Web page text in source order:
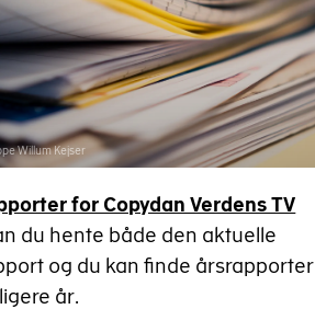
Willum Kejser
for Copydan Verdens TV
du hente både den aktuelle
og du kan finde årsrapporter
år.